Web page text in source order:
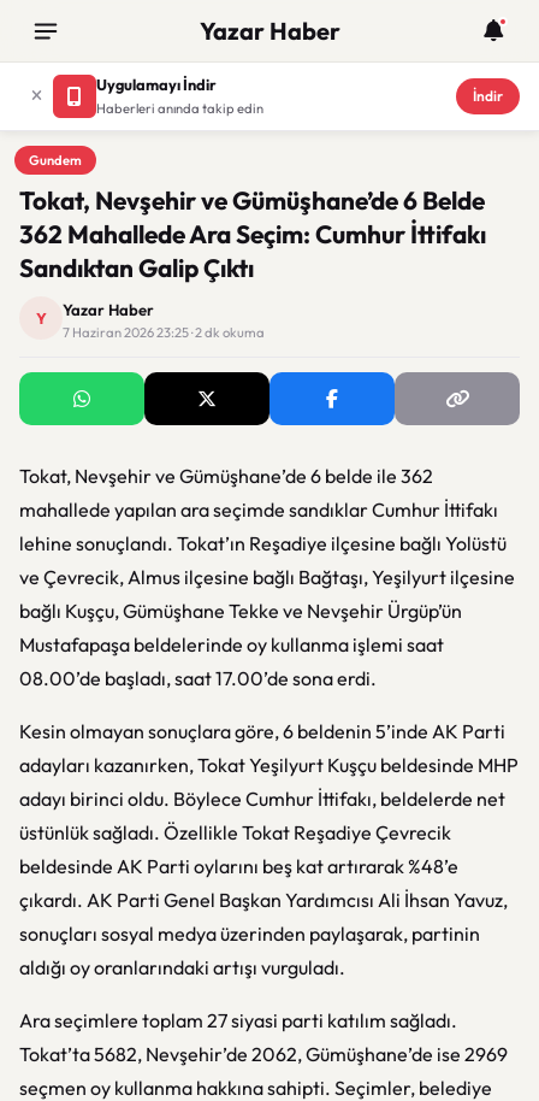
Yazar Haber
Uygulamayı İndir
Haberleri anında takip edin
İndir
Gundem
Gundem
Tokat, Nevşehir ve Gümüşhane’de 6 Belde
362 Mahallede Ara Seçim: Cumhur İttifakı
Sandıktan Galip Çıktı
Y Yazar Haber
7 Haziran 2026 23:25 · 2 dk okuma
Tokat, Nevşehir ve Gümüşhane’de 6 belde ile 362
mahallede yapılan ara seçimde sandıklar Cumhur İttifakı
lehine sonuçlandı. Tokat’ın Reşadiye ilçesine bağlı Yolüstü
ve Çevrecik, Almus ilçesine bağlı Bağtaşı, Yeşilyurt ilçesine
bağlı Kuşçu, Gümüşhane Tekke ve Nevşehir Ürgüp’ün
Mustafapaşa beldelerinde oy kullanma işlemi saat
08.00’de başladı, saat 17.00’de sona erdi.
Kesin olmayan sonuçlara göre, 6 beldenin 5’inde AK Parti
adayları kazanırken, Tokat Yeşilyurt Kuşçu beldesinde MHP
adayı birinci oldu. Böylece Cumhur İttifakı, beldelerde net
üstünlük sağladı. Özellikle Tokat Reşadiye Çevrecik
beldesinde AK Parti oylarını beş kat artırarak %48’e
çıkardı. AK Parti Genel Başkan Yardımcısı Ali İhsan Yavuz,
sonuçları sosyal medya üzerinden paylaşarak, partinin
aldığı oy oranlarındaki artışı vurguladı.
Ara seçimlere toplam 27 siyasi parti katılım sağladı.
Tokat’ta 5682, Nevşehir’de 2062, Gümüşhane’de ise 2969
seçmen oy kullanma hakkına sahipti. Seçimler, belediye